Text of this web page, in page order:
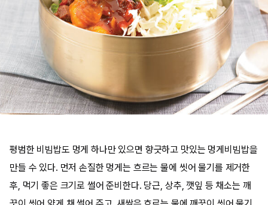
평범한 비빔밥도 멍게 하나만 있으면 향긋하고 맛있는 멍게비빔밥을
만들 수 있다. 먼저 손질한 멍게는 흐르는 물에 씻어 물기를 제거한
후, 먹기 좋은 크기로 썰어 준비한다. 당근, 상추, 깻잎 등 채소는 깨